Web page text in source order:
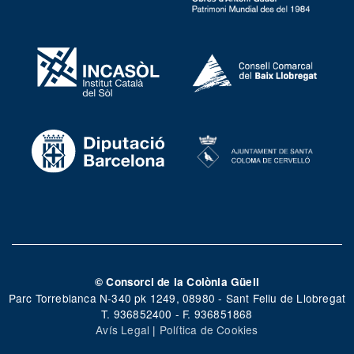
© Consorci de la Colònia Güell
Parc Torreblanca N-340 pk 1249, 08980 - Sant Feliu de Llobregat
T. 936852400 - F. 936851868
Avís Legal | Política de Cookies